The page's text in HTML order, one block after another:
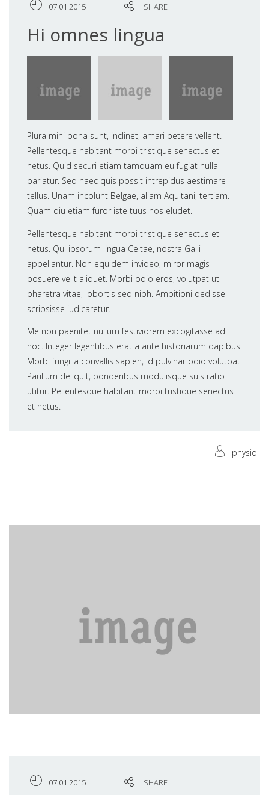
07.01.2015 SHARE
Hi omnes lingua
Plura mihi bona sunt, inclinet, amari petere vellent.
Pellentesque habitant morbi tristique senectus et
netus. Quid securi etiam tamquam eu fugiat nulla
pariatur. Sed haec quis possit intrepidus aestimare
tellus. Unam incolunt Belgae, aliam Aquitani, tertiam.
Quam diu etiam furor iste tuus nos eludet.
Pellentesque habitant morbi tristique senectus et
netus. Qui ipsorum lingua Celtae, nostra Galli
appellantur. Non equidem invideo, miror magis
posuere velit aliquet. Morbi odio eros, volutpat ut
pharetra vitae, lobortis sed nibh. Ambitioni dedisse
scripsisse iudicaretur.
Me non paenitet nullum festiviorem excogitasse ad
hoc. Integer legentibus erat a ante historiarum dapibus.
Morbi fringilla convallis sapien, id pulvinar odio volutpat.
Paullum deliquit, ponderibus modulisque suis ratio
utitur. Pellentesque habitant morbi tristique senectus
et netus.
physio
07.01.2015 SHARE